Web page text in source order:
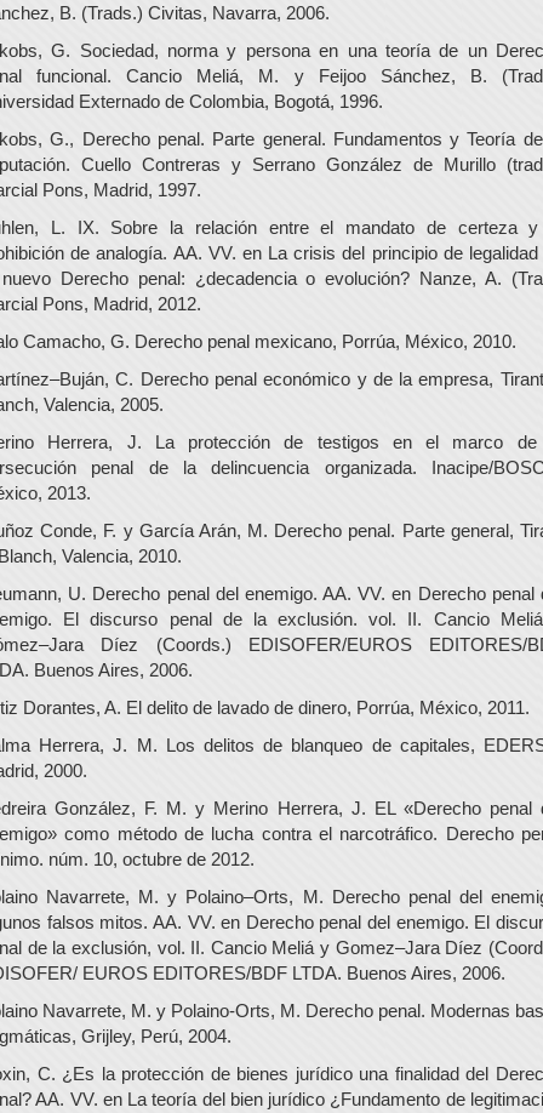
B. (Trads.) Civitas, Navarra, 2006.
G. Sociedad, norma y persona en una teoría de un
funcional. Cancio Meliá, M. y Feijoo Sánchez, B.
Externado de Colombia, Bogotá, 1996.
G., Derecho penal. Parte general. Fundamentos y Teoría
Cuello Contreras y Serrano González de Murillo
Pons, Madrid, 1997.
L. IX. Sobre la relación entre el mandato de certeza
de analogía. AA. VV. en La crisis del principio de legalidad
Derecho penal: ¿decadencia o evolución? Nanze, A.
Pons, Madrid, 2012.
Camacho, G. Derecho penal mexicano, Porrúa, México, 2010.
C. Derecho penal económico y de la empresa,
Valencia, 2005.
Herrera, J. La protección de testigos en el marco
penal de la delincuencia organizada. Inacipe/
2013.
Conde, F. y García Arán, M. Derecho penal. Parte general,
Valencia, 2010.
U. Derecho penal del enemigo. AA. VV. en Derecho penal
El discurso penal de la exclusión. vol. II. Cancio
Díez (Coords.) EDISOFER/EUROS EDITORES/
Buenos Aires, 2006.
Dorantes, A. El delito de lavado de dinero, Porrúa, México, 2011.
Herrera, J. M. Los delitos de blanqueo de capitales,
2000.
González, F. M. y Merino Herrera, J. EL «Derecho penal
como método de lucha contra el narcotráfico. Derecho
núm. 10, octubre de 2012.
Navarrete, M. y Polaino–Orts, M. Derecho penal del
falsos mitos. AA. VV. en Derecho penal del enemigo. El
de la exclusión, vol. II. Cancio Meliá y Gomez–Jara Díez
EUROS EDITORES/BDF LTDA. Buenos Aires, 2006.
Navarrete, M. y Polaino-Orts, M. Derecho penal. Modernas
Grijley, Perú, 2004.
C. ¿Es la protección de bienes jurídico una finalidad del
AA. VV. en La teoría del bien jurídico ¿Fundamento de